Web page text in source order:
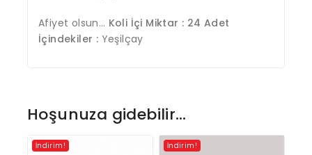
Afiyet olsun… Koli İçi Miktar : 24 Adet
İçindekiler : Yeşilçay
Hoşunuza gidebilir…
İndirim! İndirim!